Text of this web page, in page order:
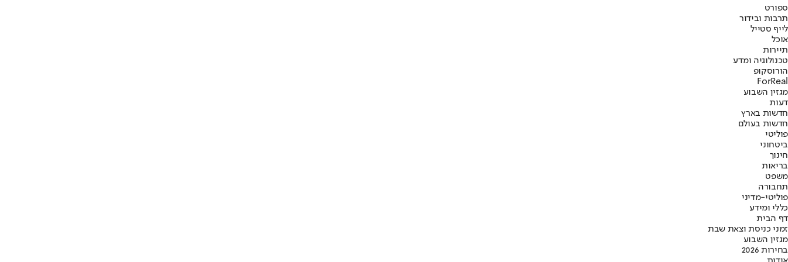
ספורט
תרבות ובידור
לייף סטייל
אוכל
תיירות
טכנולוגיה ומדע
הורוסקופ
ForReal
מגזין השבוע
דעות
חדשות בארץ
חדשות בעולם
פוליטי
ביטחוני
חינוך
בריאות
משפט
תחבורה
פוליטי-מדיני
כללי ומידע
דף הבית
זמני כניסת וצאת שבת
מגזין השבוע
בחירות 2026